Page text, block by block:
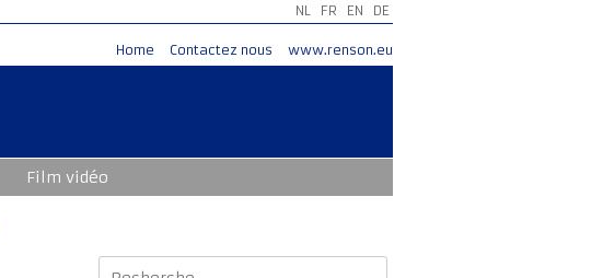
NL FR EN DE
Home Contactez nous www.renson.eu
Film vidéo
Rechercher :